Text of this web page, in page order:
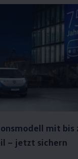
mit bis
– jetzt sichern